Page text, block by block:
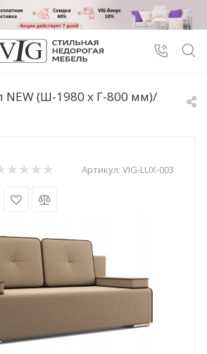
(Ш-1980 х Г-800 мм)/
Артикул: VIG-LUX-003